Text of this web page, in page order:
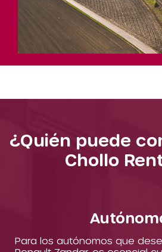
¿Quién puede
Chollo
Para los autónomos que